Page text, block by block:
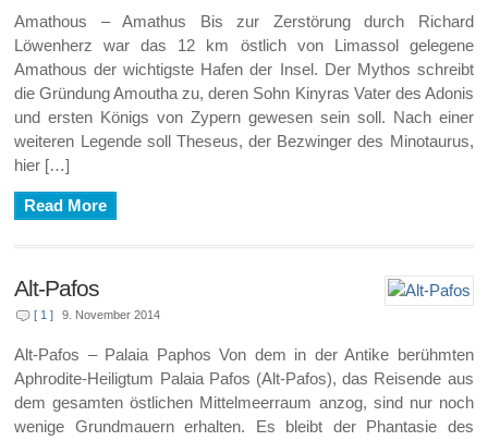
Amathous – Amathus Bis zur Zerstörung durch Richard
Löwenherz war das 12 km östlich von Limassol gelegene
Amathous der wichtigste Hafen der Insel. Der Mythos schreibt
die Gründung Amoutha zu, deren Sohn Kinyras Vater des Adonis
und ersten Königs von Zypern gewesen sein soll. Nach einer
weiteren Legende soll Theseus, der Bezwinger des Minotaurus,
hier […]
Read More
Alt-Pafos
[ 1 ] 9. November 2014
Alt-Pafos – Palaia Paphos Von dem in der Antike berühmten
Aphrodite-Heiligtum Palaia Pafos (Alt-Pafos), das Reisende aus
dem gesamten östlichen Mittelmeerraum anzog, sind nur noch
wenige Grundmauern erhalten. Es bleibt der Phantasie des